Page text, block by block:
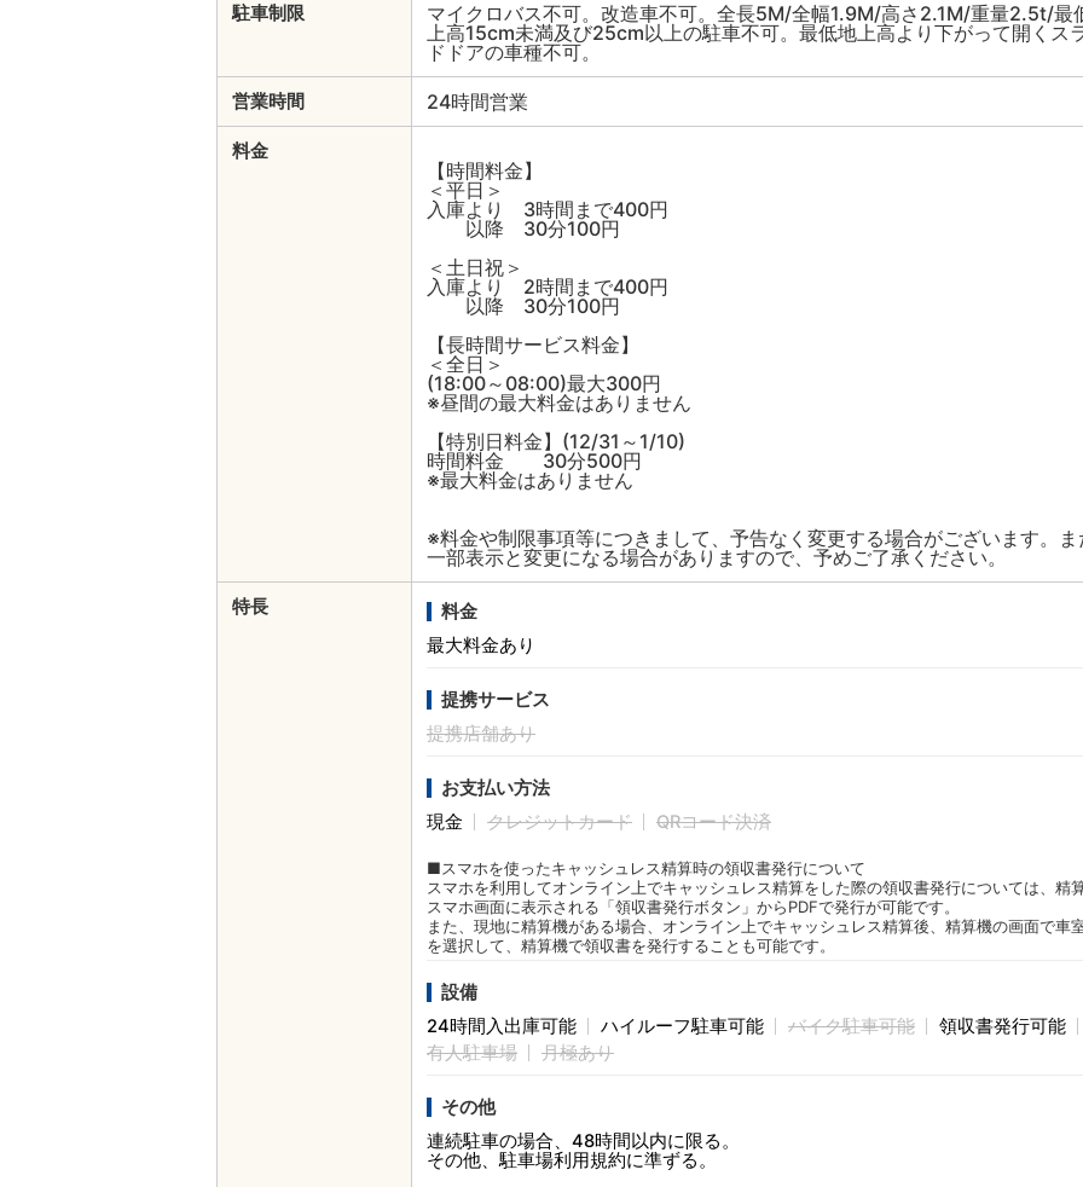
駐車制限
マイクロバス不可。改造車不可。全長5M/全幅1.9M/高さ2.1M/重量2.5t/最
上高15cm未満及び25cm以上の駐車不可。最低地上高より下がって開くス
ドドアの車種不可。
営業時間 24時間営業
料金
【時間料金】
＜平日＞
入庫より 3時間まで400円
以降 30分100円
＜土日祝＞
入庫より 2時間まで400円
以降 30分100円
【長時間サービス料金】
＜全日＞
(18:00～08:00)最大300円
※昼間の最大料金はありません
【特別日料金】(12/31～1/10)
時間料金 30分500円
※最大料金はありません
※料金や制限事項等につきまして、予告なく変更する場合がございます。ま
一部表示と変更になる場合がありますので、予めご了承ください。
特長
料金
最大料金あり
提携サービス
提携店舗あり
お支払い方法
現金
クレジットカード QRコード決済
■スマホを使ったキャッシュレス精算時の領収書発行について
スマホを利用してオンライン上でキャッシュレス精算をした際の領収書発行については、精
スマホ画面に表示される「領収書発行ボタン」からPDFで発行が可能です。
また、現地に精算機がある場合、オンライン上でキャッシュレス精算後、精算機の画面で車
を選択して、精算機で領収書を発行することも可能です。
設備
24時間入出庫可能
ハイルーフ駐車可能 バイク駐車可能
領収書発行可能
有人駐車場
月極あり
その他
連続駐車の場合、48時間以内に限る。
その他、駐車場利用規約に準ずる。